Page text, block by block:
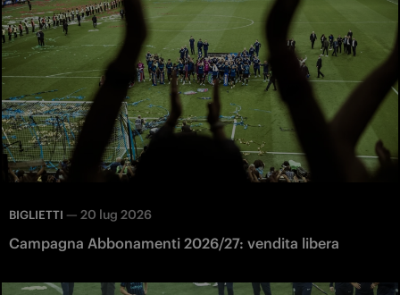
BIGLIETTI — 20 lug 2026
Campagna Abbonamenti 2026/27: vendita libera